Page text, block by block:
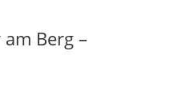
Berg –